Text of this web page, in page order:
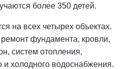
более 350 детей.
на всех четырех объектах.
фундамента, кровли,
систем отопления,
и холодного водоснабжения.